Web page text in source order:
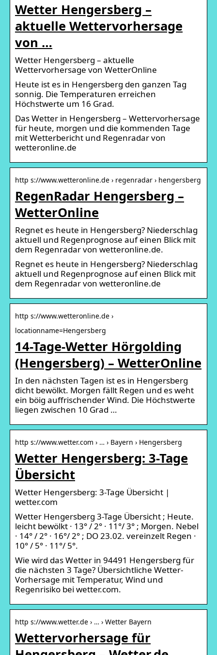
Wetter Hengersberg –
aktuelle Wettervorhersage
von …
Wetter Hengersberg – aktuelle
Wettervorhersage von WetterOnline
Heute ist es in Hengersberg den ganzen Tag
sonnig. Die Temperaturen erreichen
Höchstwerte um 16 Grad.
Das Wetter in Hengersberg – Wettervorhersage
für heute, morgen und die kommenden Tage
mit Wetterbericht und Regenradar von
wetteronline.de
http s://www.wetteronline.de › regenradar › hengersberg
RegenRadar Hengersberg –
WetterOnline
Regnet es heute in Hengersberg? Niederschlag
aktuell und Regenprognose auf einen Blick mit
dem Regenradar von wetteronline.de.
Regnet es heute in Hengersberg? Niederschlag
aktuell und Regenprognose auf einen Blick mit
dem Regenradar von wetteronline.de
http s://www.wetteronline.de ›
locationname=Hengersberg
14-Tage-Wetter Hörgolding
(Hengersberg) – WetterOnline
In den nächsten Tagen ist es in Hengersberg
dicht bewölkt. Morgen fällt Regen und es weht
ein böig auffrischender Wind. Die Höchstwerte
liegen zwischen 10 Grad …
http s://www.wetter.com › … › Bayern › Hengersberg
Wetter Hengersberg: 3-Tage
Übersicht
Wetter Hengersberg: 3-Tage Übersicht |
wetter.com
Wetter Hengersberg 3-Tage Übersicht ; Heute.
leicht bewölkt · 13° / 2° · 11°/ 3° ; Morgen. Nebel
· 14° / 2° · 16°/ 2° ; DO 23.02. vereinzelt Regen ·
10° / 5° · 11°/ 5°.
Wie wird das Wetter in 94491 Hengersberg für
die nächsten 3 Tage? Übersichtliche Wetter-
Vorhersage mit Temperatur, Wind und
Regenrisiko bei wetter.com.
http s://www.wetter.de › … › Wetter Bayern
Wettervorhersage für